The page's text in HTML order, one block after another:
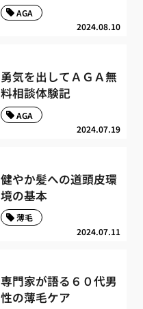
2024.08.10
AGA
勇気を出してＡＧＡ無
料相談体験記
2024.07.19
AGA
健やか髪への道頭皮環
境の基本
2024.07.11
薄毛
専門家が語る６０代男
性の薄毛ケア